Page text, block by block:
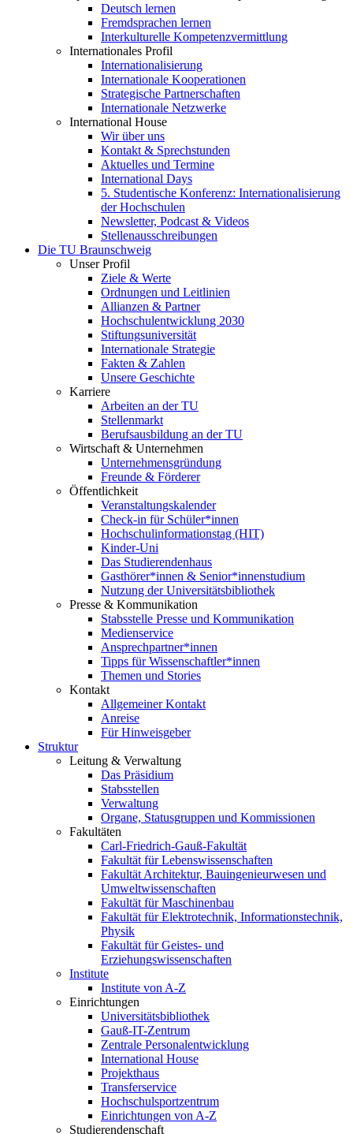
Deutsch lernen
Fremdsprachen lernen
Interkulturelle Kompetenzvermittlung
Internationales Profil
Internationalisierung
Internationale Kooperationen
Strategische Partnerschaften
Internationale Netzwerke
International House
Wir über uns
Kontakt & Sprechstunden
Aktuelles und Termine
International Days
5. Studentische Konferenz: Internationalisierung
der Hochschulen
Newsletter, Podcast & Videos
Stellenausschreibungen
Die TU Braunschweig
Unser Profil
Ziele & Werte
Ordnungen und Leitlinien
Allianzen & Partner
Hochschulentwicklung 2030
Stiftungsuniversität
Internationale Strategie
Fakten & Zahlen
Unsere Geschichte
Karriere
Arbeiten an der TU
Stellenmarkt
Berufsausbildung an der TU
Wirtschaft & Unternehmen
Unternehmensgründung
Freunde & Förderer
Öffentlichkeit
Veranstaltungskalender
Check-in für Schüler*innen
Hochschulinformationstag (HIT)
Kinder-Uni
Das Studierendenhaus
Gasthörer*innen & Senior*innenstudium
Nutzung der Universitätsbibliothek
Presse & Kommunikation
Stabsstelle Presse und Kommunikation
Medienservice
Ansprechpartner*innen
Tipps für Wissenschaftler*innen
Themen und Stories
Kontakt
Allgemeiner Kontakt
Anreise
Für Hinweisgeber
Struktur
Leitung & Verwaltung
Das Präsidium
Stabsstellen
Verwaltung
Organe, Statusgruppen und Kommissionen
Fakultäten
Carl-Friedrich-Gauß-Fakultät
Fakultät für Lebenswissenschaften
Fakultät Architektur, Bauingenieurwesen und
Umweltwissenschaften
Fakultät für Maschinenbau
Fakultät für Elektrotechnik, Informationstechnik,
Physik
Fakultät für Geistes- und
Erziehungswissenschaften
Institute
Institute von A-Z
Einrichtungen
Universitätsbibliothek
Gauß-IT-Zentrum
Zentrale Personalentwicklung
International House
Projekthaus
Transferservice
Hochschulsportzentrum
Einrichtungen von A-Z
Studierendenschaft